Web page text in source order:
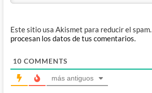
Este sitio usa Akismet para reducir el spam.
procesan los datos de tus comentarios.
10 COMMENTS
más antiguos